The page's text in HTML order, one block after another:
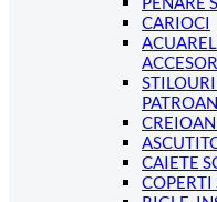
CARIOCI
CAIETE
COPERTI